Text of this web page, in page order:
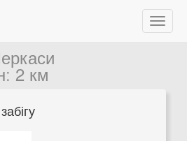
:2 км